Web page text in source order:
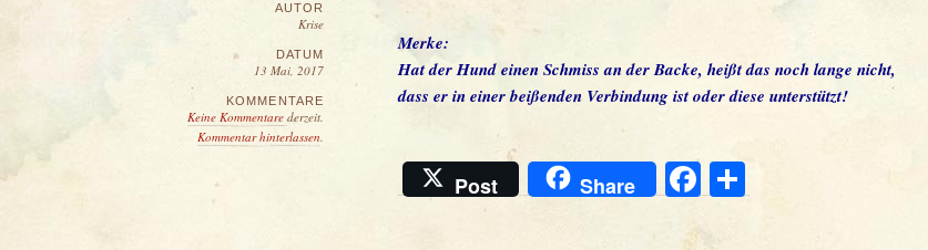
AUTOR
Krise
DATUM
13 Mai, 2017
KOMMENTARE
Keine Kommentare derzeit.
Kommentar hinterlassen.
Merke:
Hat der Hund einen Schmiss an der Backe, heißt das noch lange nicht,
dass er in einer beißenden Verbindung ist oder diese unterstützt!
Post Share Facebook